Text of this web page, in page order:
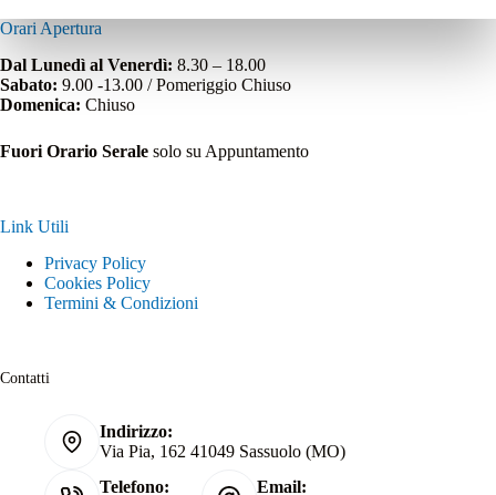
Orari Apertura
Dal Lunedì al Venerdì: 8.30 – 18.00
Sabato: 9.00 -13.00 / Pomeriggio Chiuso
Domenica: Chiuso
Fuori Orario Serale solo su Appuntamento
Link Utili
Privacy Policy
Cookies Policy
Termini & Condizioni
Contatti
Indirizzo:
Via Pia, 162 41049 Sassuolo (MO)
Telefono:
Email: